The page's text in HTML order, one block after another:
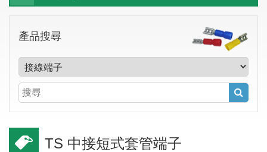
產品搜尋
TS 中接短式套管端子